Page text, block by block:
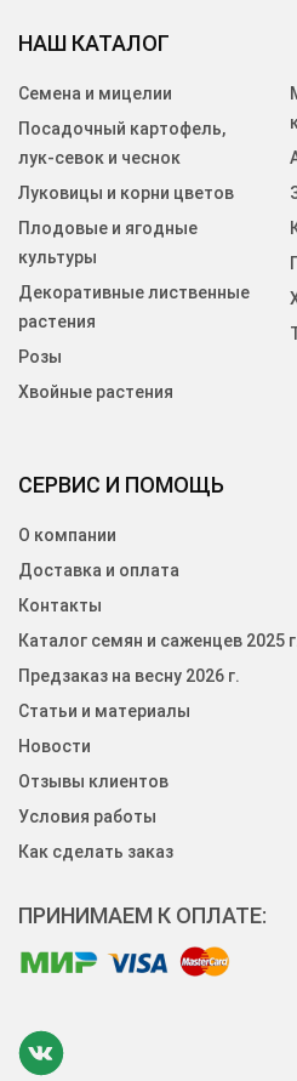
СЕРВИС И ПОМОЩЬ
О компании
Доставка и оплата
Контакты
Каталог семян и саженцев 2025 г.
Предзаказ на весну 2026 г.
Статьи и материалы
Новости
Отзывы клиентов
Условия работы
Как сделать заказ
НАШ КАТАЛОГ
Семена и мицелии
Посадочный картофель,
лук-севок и чеснок
Луковицы и корни цветов
Плодовые и ягодные
культуры
Декоративные лиственные
растения
Розы
Хвойные растения
ПРИНИМАЕМ К ОПЛАТЕ: